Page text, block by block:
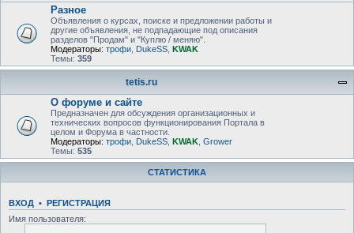
Разное
Объявления о курсах, поиске и предложении работы и
другие объявления, не подпадающие под описания
разделов "Продам" и "Куплю / меняю".
Модераторы: трофи DukeSS KWAK
Темы: 359
tetis.ru
О форуме и сайте
Предназначен для обсуждения организационных и
технических вопросов функционирования Портала в
целом и Форума в частности.
Модераторы: трофи DukeSS KWAK Grower
Темы: 535
СТАТИСТИКА
ВХОД • РЕГИСТРАЦИЯ
Имя пользователя: